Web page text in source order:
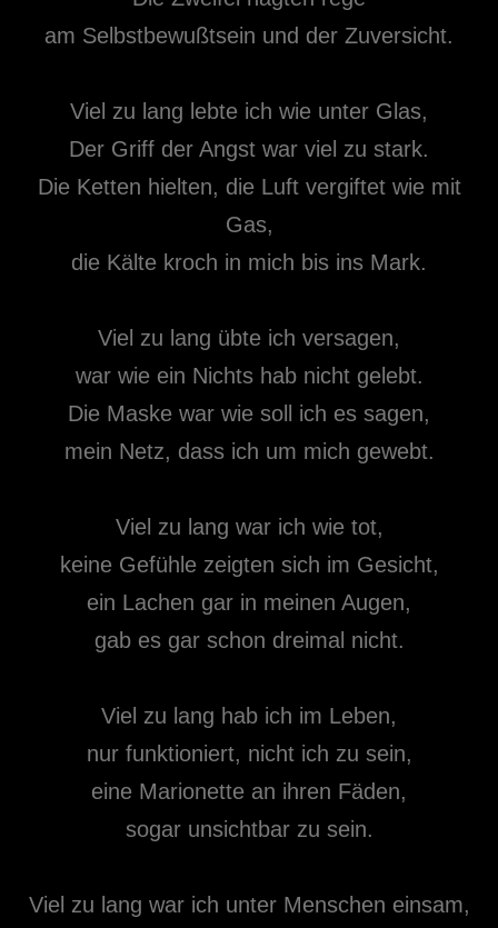
am Selbstbewußtsein und der Zuversicht.
Viel zu lang lebte ich wie unter Glas,
Der Griff der Angst war viel zu stark.
Die Ketten hielten, die Luft vergiftet wie mit
Gas,
die Kälte kroch in mich bis ins Mark.
Viel zu lang übte ich versagen,
war wie ein Nichts hab nicht gelebt.
Die Maske war wie soll ich es sagen,
mein Netz, dass ich um mich gewebt.
Viel zu lang war ich wie tot,
keine Gefühle zeigten sich im Gesicht,
ein Lachen gar in meinen Augen,
gab es gar schon dreimal nicht.
Viel zu lang hab ich im Leben,
nur funktioniert, nicht ich zu sein,
eine Marionette an ihren Fäden,
sogar unsichtbar zu sein.
Viel zu lang war ich unter Menschen einsam,